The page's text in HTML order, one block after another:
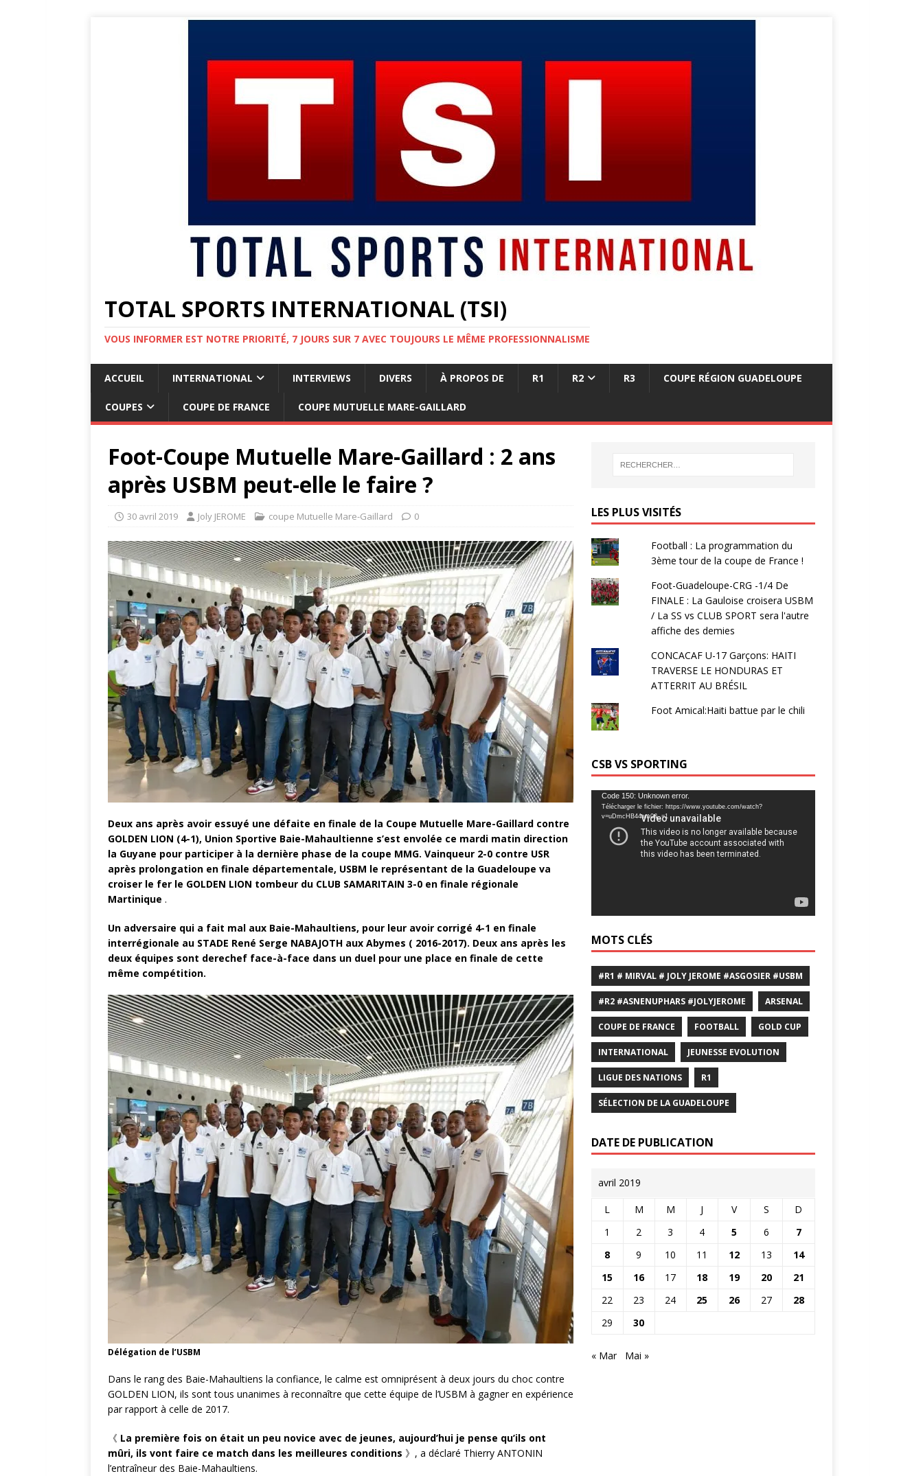
TOTAL SPORTS INTERNATIONAL (TSI)
VOUS INFORMER EST NOTRE PRIORITÉ, 7 JOURS SUR 7 AVEC TOUJOURS LE MÊME PROFESSIONNALISME
ACCUEIL INTERNATIONAL INTERVIEWS DIVERS À PROPOS DE R1 R2 R3 COUPE RÉGION GUADELOUPE
COUPES COUPE DE FRANCE COUPE MUTUELLE MARE-GAILLARD
Foot-Coupe Mutuelle Mare-Gaillard : 2 ans
après USBM peut-elle le faire ?
30 avril 2019 Joly JEROME coupe Mutuelle Mare-Gaillard 0
Deux ans après avoir essuyé une défaite en finale de la Coupe Mutuelle Mare-Gaillard contre
GOLDEN LION (4-1), Union Sportive Baie-Mahaultienne s’est envolée ce mardi matin direction
la Guyane pour participer à la dernière phase de la coupe MMG. Vainqueur 2-0 contre USR
après prolongation en finale départementale, USBM le représentant de la Guadeloupe va
croiser le fer le GOLDEN LION tombeur du CLUB SAMARITAIN 3-0 en finale régionale
Martinique .
Un adversaire qui a fait mal aux Baie-Mahaultiens, pour leur avoir corrigé 4-1 en finale
interrégionale au STADE René Serge NABAJOTH aux Abymes ( 2016-2017). Deux ans après les
deux équipes sont derechef face-à-face dans un duel pour une place en finale de cette
même compétition.
Délégation de l’USBM
Dans le rang des Baie-Mahaultiens la confiance, le calme est omniprésent à deux jours du choc contre
GOLDEN LION, ils sont tous unanimes à reconnaître que cette équipe de l’USBM à gagner en expérience
par rapport à celle de 2017.
《 La première fois on était un peu novice avec de jeunes, aujourd’hui je pense qu’ils ont
mûri, ils vont faire ce match dans les meilleures conditions 》, a déclaré Thierry ANTONIN
l’entraîneur des Baie-Mahaultiens.
LES PLUS VISITÉS
Football : La programmation du
3ème tour de la coupe de France !
Foot-Guadeloupe-CRG -1/4 De
FINALE : La Gauloise croisera USBM
/ La SS vs CLUB SPORT sera l'autre
affiche des demies
CONCACAF U-17 Garçons: HAITI
TRAVERSE LE HONDURAS ET
ATTERRIT AU BRÉSIL
Foot Amical:Haiti battue par le chili
CSB VS SPORTING
Lecteur
vidéo
Code 150: Unknown error.
Télécharger le fichier: https://www.youtube.com/watch?
v=uDmcHB44am0&_=1
MOTS CLÉS
#R1 # MIRVAL # JOLY JEROME #ASGOSIER #USBM
#R2 #ASNENUPHARS #JOLYJEROME ARSENAL
COUPE DE FRANCE FOOTBALL GOLD CUP
INTERNATIONAL JEUNESSE EVOLUTION
LIGUE DES NATIONS R1
SÉLECTION DE LA GUADELOUPE
DATE DE PUBLICATION
avril 2019
L M M J V S
D
1
2 3 4 5 6
7
8
9 10 11 12 13
14
15
16 17 18 19 20
21
22
23 24 25 26 27
28
29
30
« Mar Mai »